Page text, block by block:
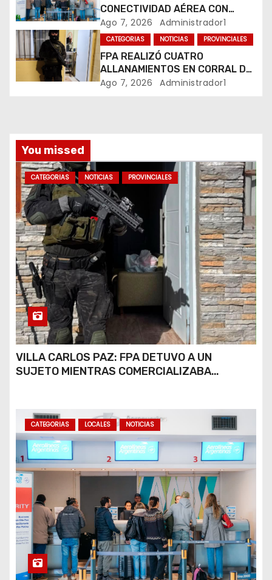
d
a
s
CONECTIVIDAD AÉREA CON
CUATRO VUELOS SEMANALES A
BUENOS AIRES
Ago 7, 2026 Administrador1
CATEGORIAS NOTICIAS PROVINCIALES
FPA REALIZÓ CUATRO
ALLANAMIENTOS EN CORRAL DE
BUSTOS-IFFLINGER
Ago 7, 2026 Administrador1
You missed
CATEGORIAS NOTICIAS PROVINCIALES
VILLA CARLOS PAZ: FPA DETUVO A UN
SUJETO MIENTRAS COMERCIALIZABA
CATEGORIAS LOCALES NOTICIAS